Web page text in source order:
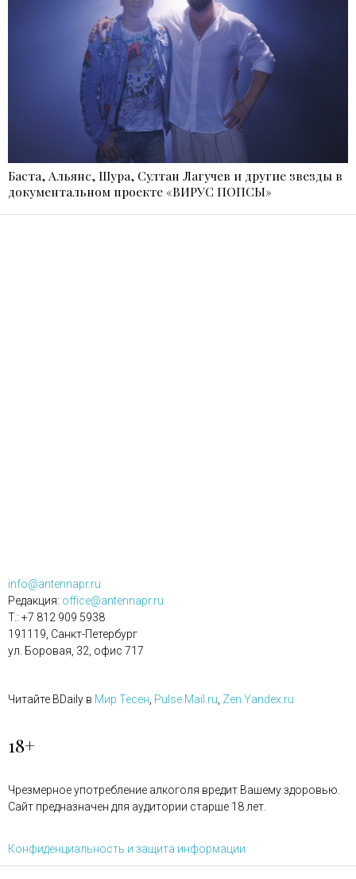
Баста, Альянс, Шура, Султан Лагучев и другие звезды в
документальном проекте «ВИРУС ПОПСЫ»
info@antennapr.ru
Редакция: office@antennapr.ru
T.: +7 812 909 5938
191119, Санкт-Петербург
ул. Боровая, 32, офис 717
Читайте BDaily в Мир Тесен Pulse.Mail.ru Zen.Yandex.ru
18+
Чрезмерное употребление алкоголя вредит Вашему здоровью.
Сайт предназначен для аудитории старше 18 лет.
Конфиденциальность и защита информации